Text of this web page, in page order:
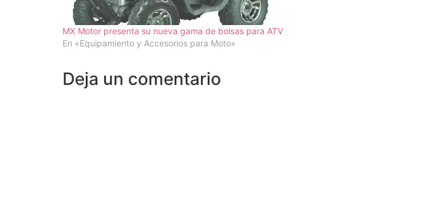
MX Motor presenta su nueva gama de bolsas para ATV
En «Equipamiento y Accesorios para Moto»
Deja un comentario